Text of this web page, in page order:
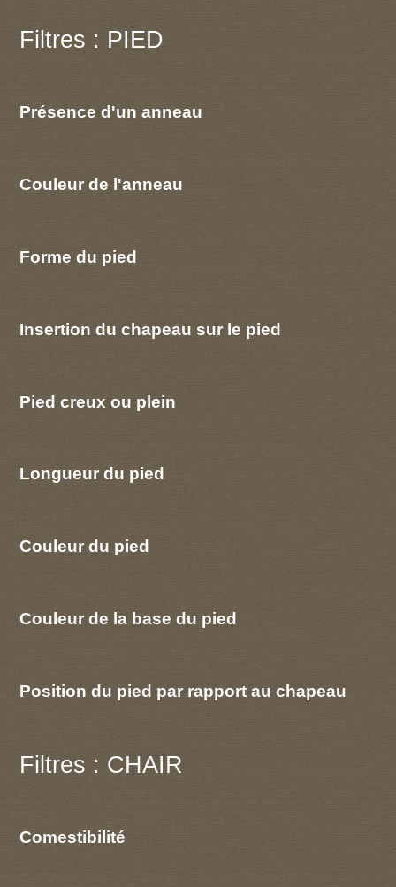
Filtres : PIED
Présence d'un anneau
Couleur de l'anneau
Forme du pied
Insertion du chapeau sur le pied
Pied creux ou plein
Longueur du pied
Couleur du pied
Couleur de la base du pied
Position du pied par rapport au chapeau
Filtres : CHAIR
Comestibilité